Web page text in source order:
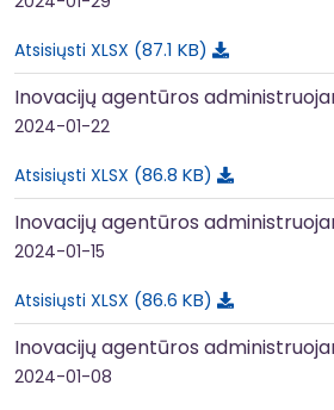
Atsisiųsti XLSX 87.1 KB
Inovacijų agentūros
2024-01-22
Atsisiųsti XLSX 86.8 KB
Inovacijų agentūros
2024-01-15
Atsisiųsti XLSX 86.6 KB
Inovacijų agentūros
2024-01-08